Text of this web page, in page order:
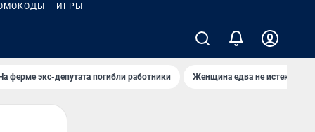
ИГРЫ
ферме экс-депутата погибли работники Женщина едва не истекла